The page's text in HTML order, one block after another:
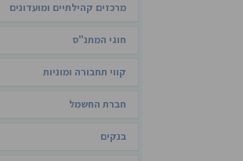
מרכזים קהילתיים ומועדונים
חוגי המתנ"ס
קווי תחבורה ומוניות
חברת החשמל
בנקים